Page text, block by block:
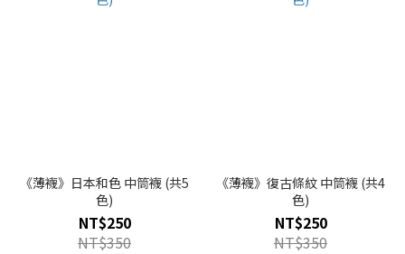
《薄襪》日本和色 中筒襪 (共5
色)
NT$250
NT$350
《薄襪》復古條紋 中筒襪 (共4
色)
NT$250
NT$350